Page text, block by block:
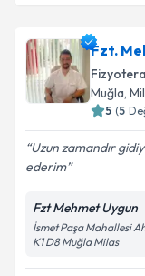
Fzt.
Muğla,
5 (5
Uzun zamandır
ederim
Fzt Mehmet Uygun
İsmet Paşa Mahallesi
K1 D8 Muğla Milas